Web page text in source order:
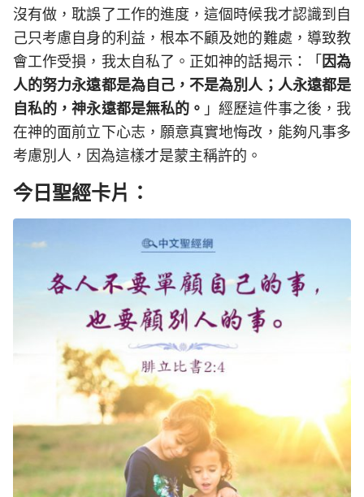
沒有做，耽誤了工作的進度，這個時候我才認識到自
己只考慮自身的利益，根本不顧及她的難處，導致教
會工作受損，我太自私了。正如神的話揭示：「 因為
人的努力永遠都是為自己，不是為別人；人永遠都是
自私的，神永遠都是無私的。 」經歷這件事之後，我
在神的面前立下心志，願意真實地悔改，能夠凡事多
考慮別人，因為這樣才是蒙主稱許的。
今日聖經卡片：